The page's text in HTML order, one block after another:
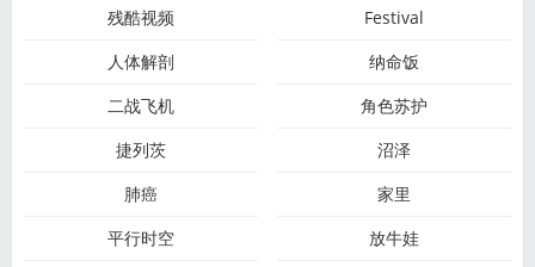
残酷视频
Festival
人体解剖
纳命饭
二战飞机
角色苏护
捷列茨
沼泽
肺癌
家里
平行时空
放牛娃